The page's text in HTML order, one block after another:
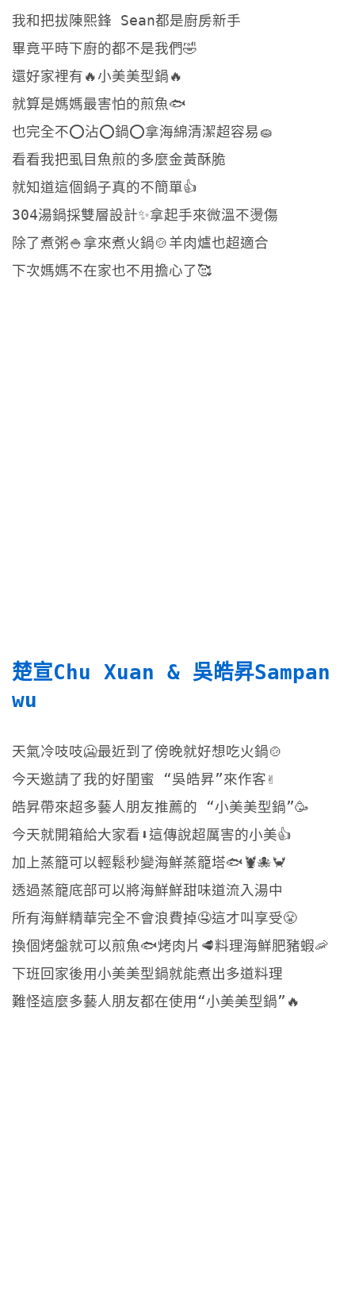
我和把拔陳熙鋒 Sean都是廚房新手
畢竟平時下廚的都不是我們🤣
還好家裡有🔥小美美型鍋🔥
就算是媽媽最害怕的煎魚🐟
也完全不⭕️沾⭕️鍋⭕️拿海綿清潔超容易🧽
看看我把虱目魚煎的多麼金黃酥脆
就知道這個鍋子真的不簡單👍
304湯鍋採雙層設計✨拿起手來微溫不燙傷
除了煮粥🍚拿來煮火鍋🍲羊肉爐也超適合
下次媽媽不在家也不用擔心了🥰
楚宣Chu Xuan & 吳皓昇Sampan
wu
天氣冷吱吱🥶最近到了傍晚就好想吃火鍋🍲
今天邀請了我的好閨蜜 “吳皓昇”來作客✌️
皓昇帶來超多藝人朋友推薦的 “小美美型鍋”🥳
今天就開箱給大家看⬇️這傳說超厲害的小美👍
加上蒸籠可以輕鬆秒變海鮮蒸籠塔🐟🦞🐙🦀
透過蒸籠底部可以將海鮮鮮甜味道流入湯中
所有海鮮精華完全不會浪費掉🤤這才叫享受😤
換個烤盤就可以煎魚🐟烤肉片🥩料理海鮮肥豬蝦🦐
下班回家後用小美美型鍋就能煮出多道料理
難怪這麼多藝人朋友都在使用“小美美型鍋”🔥